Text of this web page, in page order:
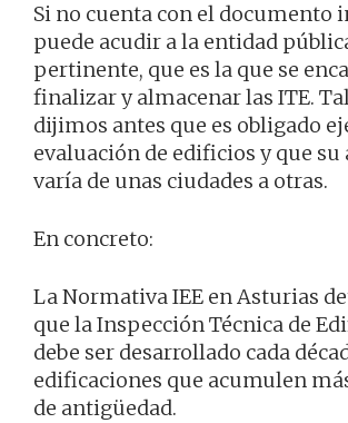
Si no cuenta con el documento
puede acudir a la entidad
pertinente, que es la que se
finalizar y almacenar las ITE.
dijimos antes que es obligado
evaluación de edificios y que su
varía de unas ciudades a otras.
En concreto:
La Normativa IEE en Asturias
que la Inspección Técnica de
debe ser desarrollado cada
edificaciones que acumulen
de antigüedad.